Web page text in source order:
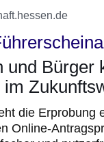
und Bürger
die Erprobung
Online-